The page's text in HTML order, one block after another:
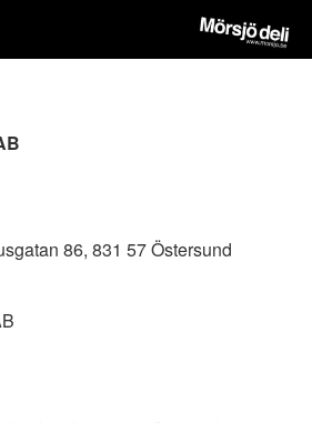
86, 831 57 Östersund